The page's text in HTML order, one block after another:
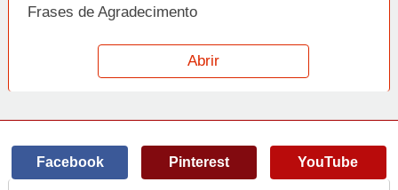
Frases de Agradecimento
Frases de Amizade
Frases de Amor
Frases de Arrependimento
Abrir
Facebook Pinterest YouTube